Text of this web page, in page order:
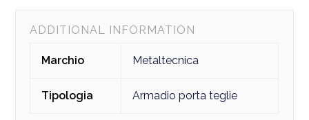
ADDITIONAL INFORMATION
Marchio Metaltecnica
Tipologia Armadio porta teglie